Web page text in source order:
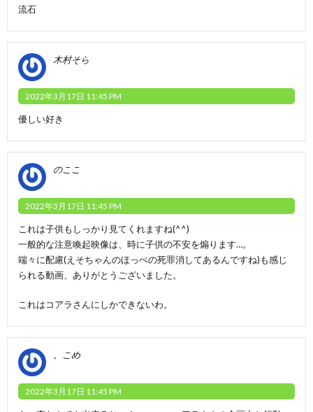
流石
木村そら
2022年3月17日 11:45 PM
優しい好き
のここ
2022年3月17日 11:45 PM
これは子供もしっかり見てくれますね(^^)
一般的な注意喚起映像は、時に子供の不安を煽ります…。
端々に配慮(えそちゃんのほっぺの死罪消してあるんですね)も感じ
られる動画、ありがとうございました。
これはコアラさんにしかできないわ。
。こめ
2022年3月17日 11:45 PM